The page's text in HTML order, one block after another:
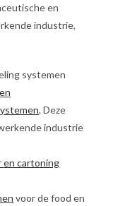
en
industrie,
systemen
. Deze
industrie
en cartoning
voor de food en